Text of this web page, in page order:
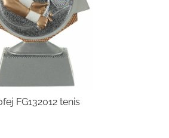
FG132012 tenis